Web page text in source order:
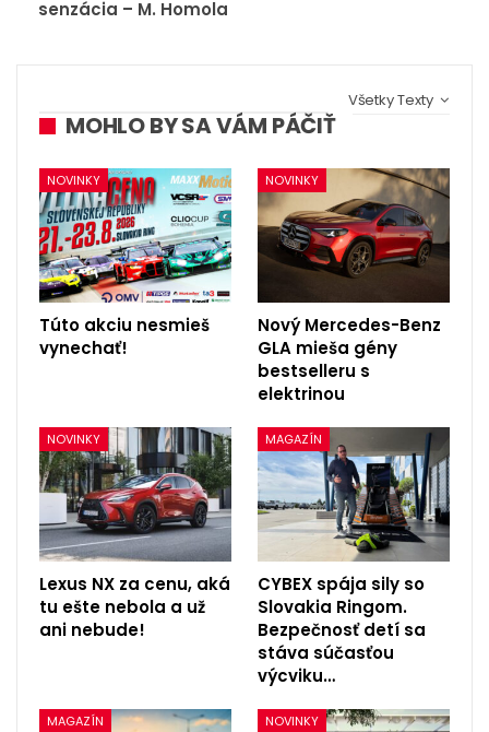
senzácia – M. Homola
Všetky Texty
MOHLO BY SA VÁM PÁČIŤ
NOVINKY
Túto akciu nesmieš
vynechať!
NOVINKY
Nový Mercedes-Benz
GLA mieša gény
bestselleru s
elektrinou
NOVINKY
Lexus NX za cenu, aká
tu ešte nebola a už
ani nebude!
MAGAZÍN
CYBEX spája sily so
Slovakia Ringom.
Bezpečnosť detí sa
stáva súčasťou
výcviku…
MAGAZÍN NOVINKY